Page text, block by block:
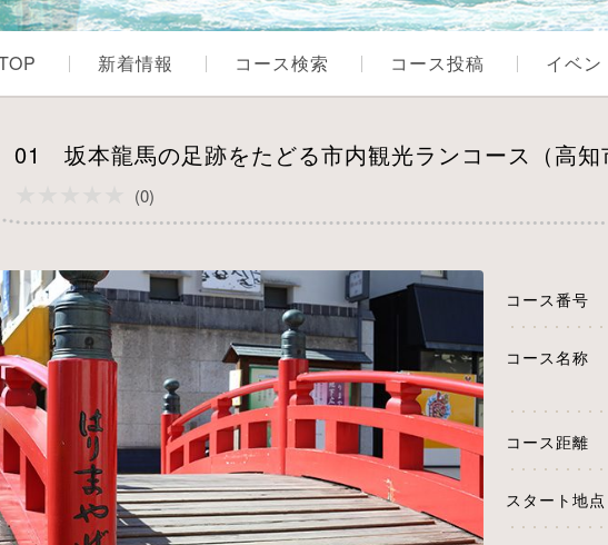
新着情報 コース検索 コース投稿 イベン
01 坂本龍馬の足跡をたどる市内観光ランコース（高知
(0)
コース番号
コース名称
コース距離
スタート地点